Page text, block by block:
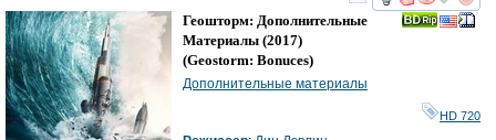
смотреть
Геошторм: Дополнительные
Материалы (2017)
(Geostorm: Bonuces)
Дополнительные материалы
HD 720